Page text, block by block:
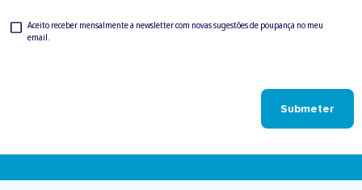
Newsletter
Check
Aceito receber mensalmente a newsletter com novas sugestões de poupança no meu
email.
Submeter